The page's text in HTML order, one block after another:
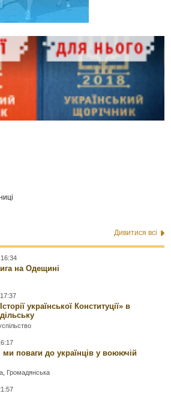
Дивитися всі
на Одещині
української Конституції» в
поваги до українців у воюючій
Громадянська